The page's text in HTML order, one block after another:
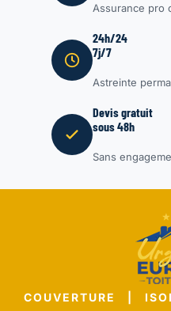
Assurance pro
24h/24
7j/7
Astreinte
Devis gratuit
sous 48h
Sans
COUVERTURE |